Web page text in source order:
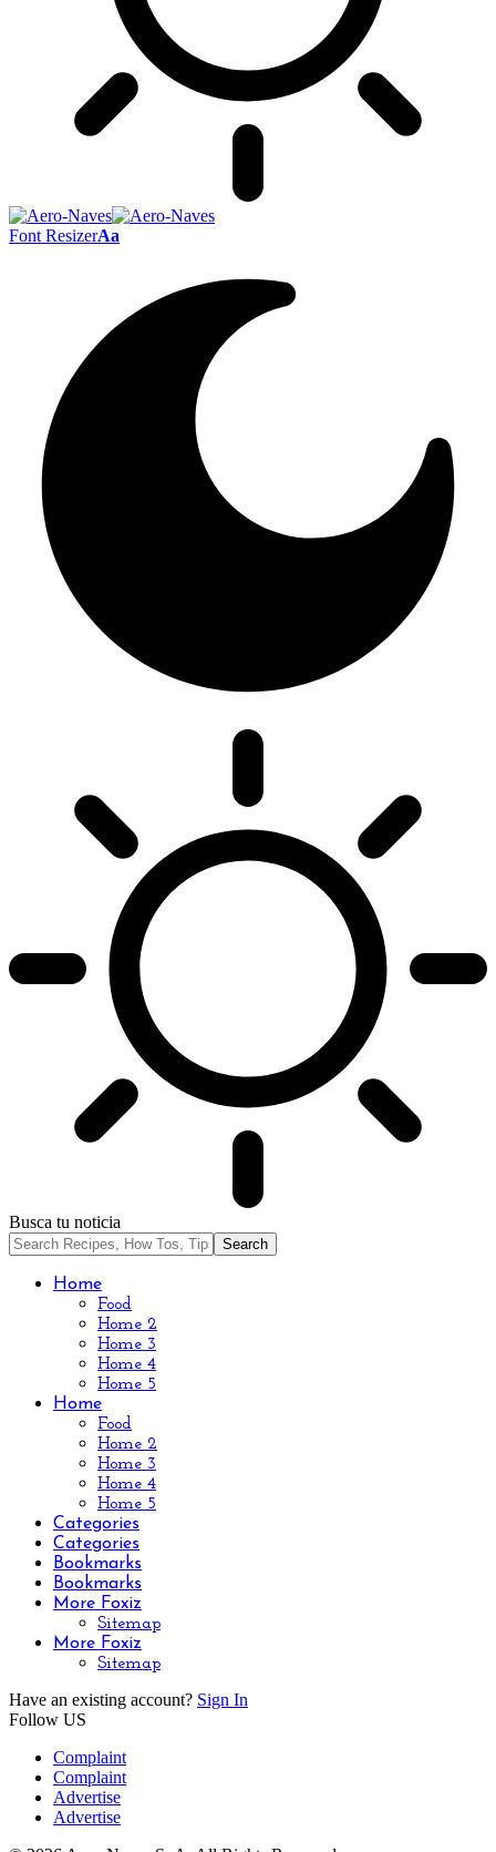
Font ResizerAa
Busca tu noticia
Home
Food
Home 2
Home 3
Home 4
Home 5
Home
Food
Home 2
Home 3
Home 4
Home 5
Categories
Categories
Bookmarks
Bookmarks
More Foxiz
Sitemap
More Foxiz
Sitemap
Have an existing account? Sign In
Follow US
Complaint
Complaint
Advertise
Advertise